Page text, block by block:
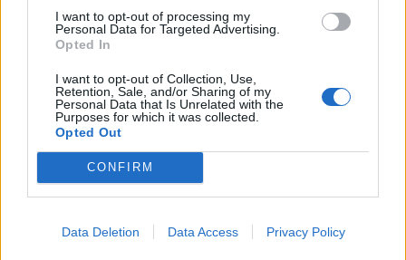
I want to opt-out of processing my
Personal Data for Targeted Advertising.
Opted In
I want to opt-out of Collection, Use,
Retention, Sale, and/or Sharing of my
Personal Data that Is Unrelated with the
Purposes for which it was collected.
Opted Out
CONFIRM
Data Deletion Data Access Privacy Policy
Classic
Andamento FantaValore di Mercato
65
FVM attuale 65 MIN